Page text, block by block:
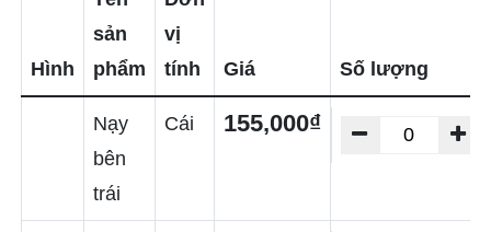
Hình
sản
phẩm
vị
tính
Giá Số lượng
Nạy
bên
trái
Cái 155,000₫